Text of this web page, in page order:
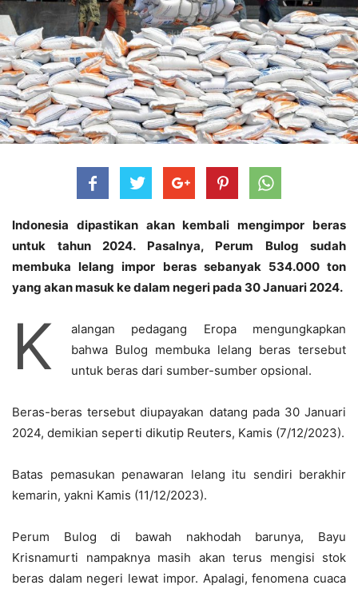
Indonesia dipastikan akan kembali mengimpor beras
untuk tahun 2024. Pasalnya, Perum Bulog sudah
membuka lelang impor beras sebanyak 534.000 ton
yang akan masuk ke dalam negeri pada 30 Januari 2024.
K
alangan pedagang Eropa mengungkapkan
bahwa Bulog membuka lelang beras tersebut
untuk beras dari sumber-sumber opsional.
Beras-beras tersebut diupayakan datang pada 30 Januari
2024, demikian seperti dikutip Reuters, Kamis (7/12/2023).
Batas pemasukan penawaran lelang itu sendiri berakhir
kemarin, yakni Kamis (11/12/2023).
Perum Bulog di bawah nakhodah barunya, Bayu
Krisnamurti nampaknya masih akan terus mengisi stok
beras dalam negeri lewat impor. Apalagi, fenomena cuaca